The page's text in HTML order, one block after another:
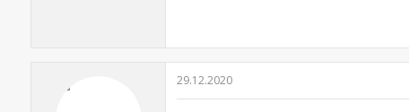
29.12.2020